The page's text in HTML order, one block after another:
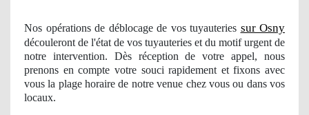
Nos opérations de déblocagede vos tuyauteries sur Osny
découleront de l'état de vos tuyauteries et du motif urgent de
notre intervention. Dès réception de votre appel, nous
prenons en compte votre souci rapidement etfixons avec
vous la plage horaire de notre venue chez vous ou dans vos
locaux.